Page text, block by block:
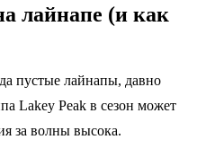
лайнапе (и как
пустые лайнапы, давно
Lakey Peak в сезон может
за волны высока.